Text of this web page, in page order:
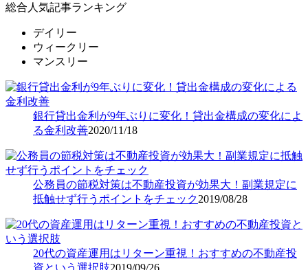
総合人気記事ランキング
デイリー
ウィークリー
マンスリー
銀行貸出金利が9年ぶりに変化！貸出金構成の変化によ
る金利改善2020/11/18
公務員の節税対策は不動産投資が効果大！副業規定に
抵触せず行うポイントをチェック2019/08/28
20代の資産運用はリターン重視！おすすめの不動産投